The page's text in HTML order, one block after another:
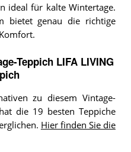
ideal für kalte Wintertage.
bietet genau die richtige
Teppich LIFA LIVING
zu diesem Vintage-
die 19 besten Teppiche
Hier finden Sie die